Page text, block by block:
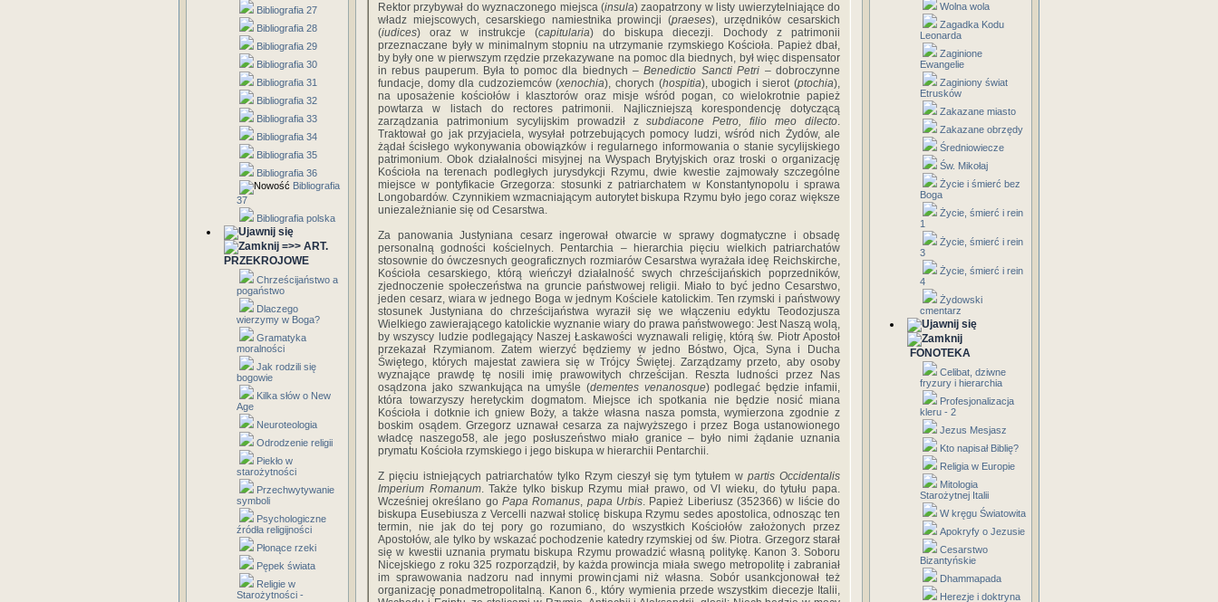
Bibliografia 27
Bibliografia 28
Bibliografia 29
Bibliografia 30
Bibliografia 31
Bibliografia 32
Bibliografia 33
Bibliografia 34
Bibliografia 35
Bibliografia 36
Bibliografia
37
Bibliografia polska
=>> ART.
PRZEKROJOWE
Chrześcijaństwo a
pogaństwo
Dlaczego
wierzymy w Boga?
Gramatyka
moralności
Jak rodzili się
bogowie
Kilka słów o New
Age
Neuroteologia
Odrodzenie religii
Piekło w
starożytności
Przechwytywanie
symboli
Psychologiczne
źródła religijności
Płonące rzeki
Pępek świata
Religie w
Starożytności -
Rektor przybywał do wyznaczonego miejsca (insula) zaopatrzony w listy uwierzytelniające do
władz miejscowych, cesarskiego namiestnika prowincji (praeses), urzędników cesarskich
(iudices) oraz w instrukcje (capitularia) do biskupa diecezji. Dochody z patrimonii
przeznaczane były w minimalnym stopniu na utrzymanie rzymskiego Kościoła. Papież dbał,
by były one w pierwszym rzędzie przekazywane na pomoc dla biednych, był więc dispensator
in rebus pauperum. Była to pomoc dla biednych –Benedictio Sancti Petri – dobroczynne
fundacje, domy dla cudzoziemców (xenochia), chorych (hospitia), ubogich i sierot (ptochia),
na uposażenie kościołów i klasztorów oraz misje wśród pogan, co wielokrotnie papież
powtarza w listach do rectores patrimonii. Najliczniejszą korespondencję dotyczącą
zarządzania patrimonium sycylijskim prowadził zsubdiacone Petro, filio meo dilecto.
Traktował go jak przyjaciela, wysyłał potrzebujących pomocy ludzi, wśród nich Żydów, ale
żądał ścisłego wykonywania obowiązków i regularnego informowania o stanie sycylijskiego
patrimonium. Obok działalności misyjnej na Wyspach Brytyjskich oraz troski o organizację
Kościoła na terenach podległych jurysdykcji Rzymu, dwie kwestie zajmowały szczególne
miejsce w pontyfikacie Grzegorza: stosunki z patriarchatem w Konstantynopolu i sprawa
Longobardów. Czynnikiem wzmacniającym autorytet biskupa Rzymu było jego coraz większe
uniezależnianie się od Cesarstwa.
Za panowania Justyniana cesarz ingerował otwarcie w sprawy dogmatyczne i obsadę
personalną godności kościelnych. Pentarchia – hierarchia pięciu wielkich patriarchatów
stosownie do ówczesnych geograficznych rozmiarów Cesarstwa wyrażała ideę Reichskirche,
Kościoła cesarskiego, którą wieńczył działalność swych chrześcijańskich poprzedników,
zjednoczenie społeczeństwa na gruncie państwowej religii. Miało to być jedno Cesarstwo,
jeden cesarz, wiara w jednego Boga w jednym Kościele katolickim. Ten rzymski i państwowy
stosunek Justyniana do chrześcijaństwa wyraził się we włączeniu edyktu Teodozjusza
Wielkiego zawierającego katolickie wyznanie wiary do prawa państwowego: Jest Naszą wolą,
by wszyscy ludzie podlegający Naszej Łaskawości wyznawali religię, którą św. Piotr Apostoł
przekazał Rzymianom. Zatem wierzyć będziemy w jedno Bóstwo, Ojca, Syna i Ducha
Świętego, których majestat zawiera się w Trójcy Świętej. Zarządzamy przeto, aby osoby
wyznające prawdę tę nosili imię prawowitych chrześcijan. Reszta ludności przez Nas
osądzona jako szwankująca na umyśle (dementes venanosque) podlegać będzie infamii,
która towarzyszy heretyckim dogmatom. Miejsce ich spotkania nie będzie nosić miana
Kościoła i dotknie ich gniew Boży, a także własna nasza pomsta, wymierzona zgodnie z
boskim osądem. Grzegorz uznawał cesarza za najwyższego i przez Boga ustanowionego
władcę naszego58, ale jego posłuszeństwo miało granice – było nimi żądanie uznania
prymatu Kościoła rzymskiego i jego biskupa w hierarchii Pentarchii.
Z pięciu istniejących patriarchatów tylko Rzym cieszył się tym tytułem wpartis Occidentalis
Imperium Romanum. Także tylko biskup Rzymu miał prawo, od VI wieku, do tytułu papa.
Wcześniej określano go Papa Romanus, papa Urbis. Papież Liberiusz (352366) w liście do
biskupa Eusebiusza z Vercelli nazwał stolicę biskupa Rzymu sedes apostolica, odnosząc ten
termin, nie jak do tej pory go rozumiano, do wszystkich Kościołów założonych przez
Apostołów, ale tylko by wskazać pochodzenie katedry rzymskiej od św. Piotra. Grzegorz starał
się w kwestii uznania prymatu biskupa Rzymu prowadzić własną politykę. Kanon 3. Soboru
Nicejskiego z roku 325 rozporządził, by każda prowincja miała swego metropolitę i zabraniał
im sprawowania nadzoru nad innymi prowincjami niż własna. Sobór usankcjonował też
organizację ponadmetropolitalną. Kanon 6., który wymienia przede wszystkim diecezje Italii,
Wolna wola
Zagadka Kodu
Leonarda
Zaginione
Ewangelie
Zaginiony świat
Etrusków
Zakazane miasto
Zakazane obrzędy
Średniowiecze
Św. Mikołaj
Życie i śmierć bez
Boga
Życie, śmierć i rein
1
Życie, śmierć i rein
3
Życie, śmierć i rein
4
Żydowski
cmentarz
FONOTEKA
Celibat, dziwne
fryzury i hierarchia
Profesjonalizacja
kleru - 2
Jezus Mesjasz
Kto napisał Biblię?
Religia w Europie
Mitologia
Starożytnej Italii
W kręgu Światowita
Apokryfy o Jezusie
Cesarstwo
Bizantyńskie
Dhammapada
Herezje i doktryna